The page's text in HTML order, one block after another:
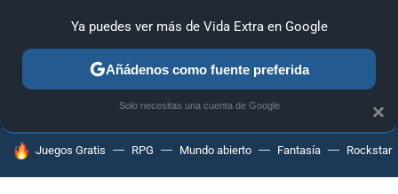
ANÁLISIS GUÍAS Y TRUCOS PC SONY NINTENDO
HOY SE HABLA DE
Juegos Gratis RPG Mundo abierto Fantasía Rockstar
×
Ya puedes ver más de Vida Extra en Google
Añádenos como fuente preferida
Solo necesitas una cuenta de Google